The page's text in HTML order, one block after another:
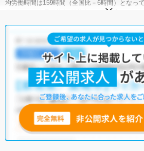
均労働時間は159時間（全国比－6時間）となっ
県における管理栄養士/栄養士の平均年収は395.3
管理栄養士/栄養士の有効求人倍率は、全国平均
神奈川県は1.23倍。やや低い傾向にあります。
が335施設、クリニックが6,212施設、介護施設
栄養士/栄養士として働ける施設が豊富です。そ
キルアップを目指したい方も、さまざまな選択
ょう。
マイナビコメディカルには、【積極採用中】【
10分以内】など、多種多様な管理栄養士/栄養士
す。さらに、マイナビコメディカルでは、限定
介も可能です。お気軽にご相談ください。
※各種数字情報は2022年9月 マイナビ調べによる